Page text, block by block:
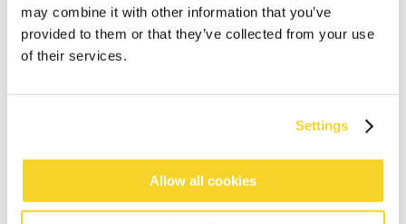
may combine it with other information that you’ve
provided to them or that they’ve collected from your use
of their services.
Settings
Allow all cookies
Binnen 30 dagen retourneren
De broek is volledig gevoerd
Hoge beenuitsnijding
Cheeky bedekking van de billen